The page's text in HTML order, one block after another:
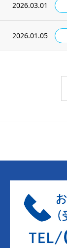
2026.03.01
2026.01.05